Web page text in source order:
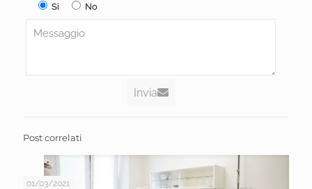
Si
No
Invia
Post correlati
01/03/2021